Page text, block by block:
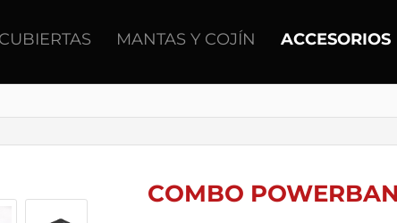
MANTAS Y COJÍN ACCESORIOS
COMBO